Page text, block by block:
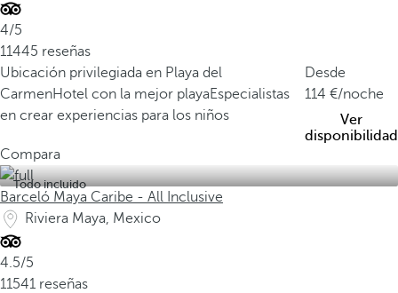
4/5
11445 reseñas
Ubicación privilegiada en Playa del
CarmenHotel con la mejor playaEspecialistas
en crear experiencias para los niños
Desde
114
/noche
Ver
disponibilidad
Compara
Todo incluido
Barceló Maya Caribe - All Inclusive
Riviera Maya, Mexico
4.5/5
11541 reseñas